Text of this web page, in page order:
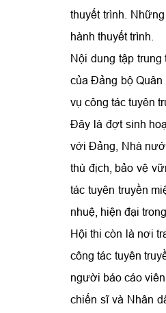
thuyết trình.
hành thuyết trình.
Nội dung tập
của Đảng bộ
vụ công tác tuyên
Đây là đợt sinh
với Đảng, Nhà
thù địch, bảo vệ
tác tuyên truyền
nhuệ, hiện đại
Hội thi còn là nơi
công tác tuyên
người báo cáo
chiến sĩ và Nhân